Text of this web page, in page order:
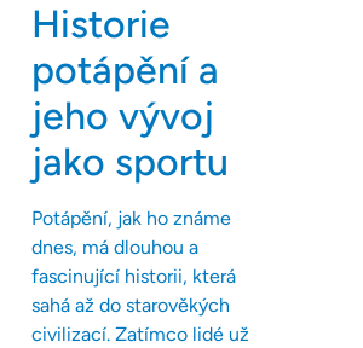
Historie
potápění a
jeho vývoj
jako sportu
Potápění, jak ho známe
dnes, má dlouhou a
fascinující historii, která
sahá až do starověkých
civilizací. Zatímco lidé už